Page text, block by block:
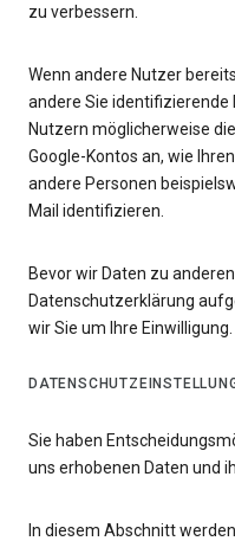
zu verbessern.
Wenn andere Nutzer
andere Sie identifizierende
Nutzern möglicherweise
Google-Kontos an, wie
andere Personen
Mail identifizieren.
Bevor wir Daten zu
Datenschutzerklärung
wir Sie um Ihre Einwilligung.
Sie haben
uns erhobenen Daten und
In diesem Abschnitt